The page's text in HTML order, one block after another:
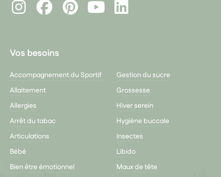
InstagramFacebookPinterest
LinkedIn
Vos besoins
Accompagnement du Sportif
Allaitement
Allergies
Arrêt du tabac
Articulations
Bébé
Bien être émotionnel
Gestion du sucre
Grossesse
Hiver serein
Hygiène buccale
Insectes
Libido
Maux de tête